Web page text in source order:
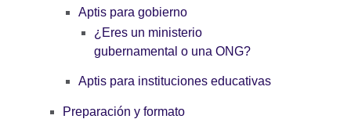
Aptis para gobierno
¿Eres un ministerio
gubernamental o una ONG?
Aptis para instituciones educativas
Preparación y formato